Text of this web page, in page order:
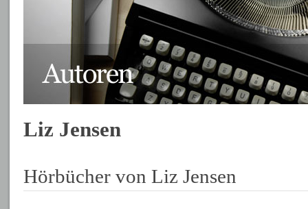
Liz Jensen
Hörbücher von Liz Jensen